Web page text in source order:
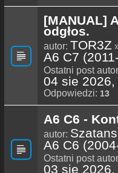
[MANUAL]
odgłos.
autor: TOR3Z
A6 C7
Ostatni post
04 sie 2026,
Odpowiedzi: 13
A6 C6 -
autor:
A6 C6
Ostatni post
03 sie 2026,